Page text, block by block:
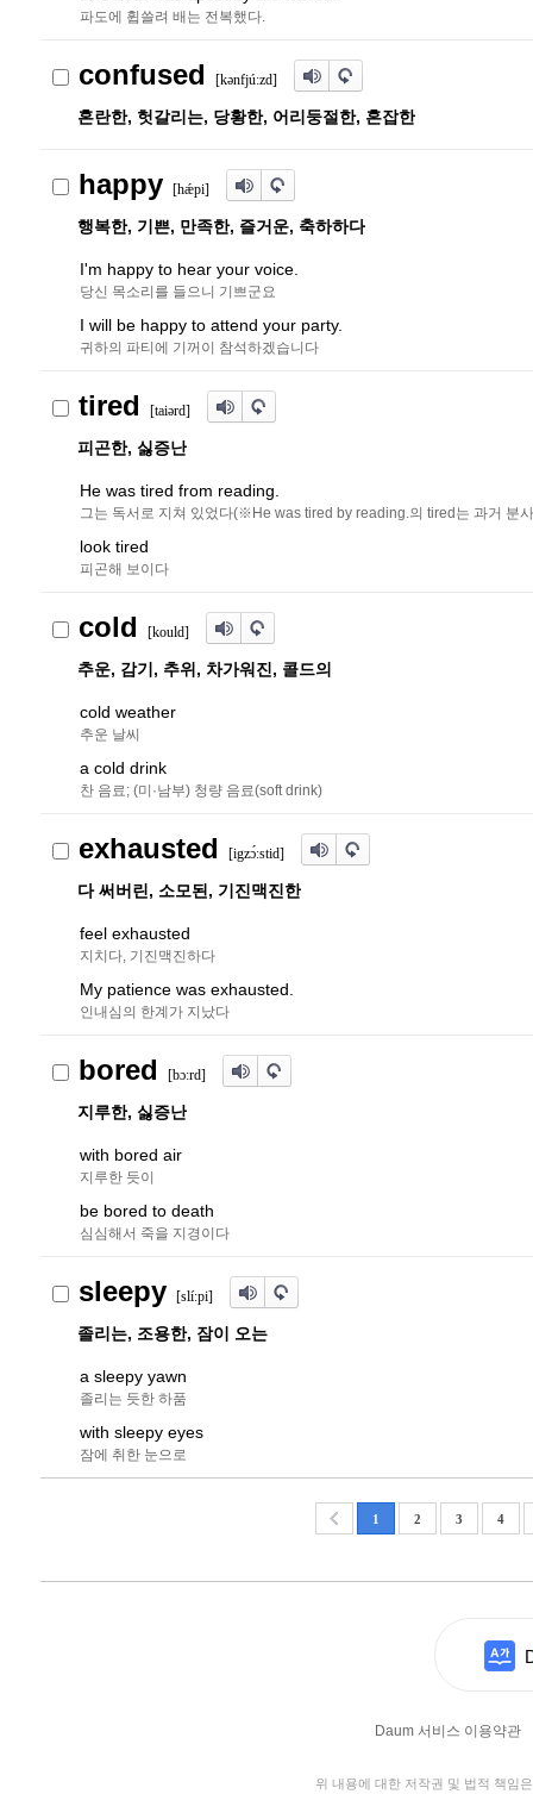
파도에 휩쓸려 배는 전복했다.
confused [kənfjúːzd]
혼란한, 헛갈리는, 당황한, 어리둥절한, 혼잡한
happy [hǽpi]
행복한, 기쁜, 만족한, 즐거운, 축하하다
I'm happy to hear your voice.
당신 목소리를 들으니 기쁘군요
I will be happy to attend your party.
귀하의 파티에 기꺼이 참석하겠습니다
tired [taiərd]
피곤한, 싫증난
He was tired from reading.
그는 독서로 지쳐 있었다(※He was tired by reading.의 tired는 과거 분
look tired
피곤해 보이다
cold [kould]
추운, 감기, 추위, 차가워진, 콜드의
cold weather
추운 날씨
a cold drink
찬 음료; (미·남부) 청량 음료(soft drink)
exhausted [igzɔ́ːstid]
다 써버린, 소모된, 기진맥진한
feel exhausted
지치다, 기진맥진하다
My patience was exhausted.
인내심의 한계가 지났다
bored [bɔːrd]
지루한, 싫증난
with bored air
지루한 듯이
be bored to death
심심해서 죽을 지경이다
sleepy [slíːpi]
졸리는, 조용한, 잠이 오는
a sleepy yawn
졸리는 듯한 하품
with sleepy eyes
잠에 취한 눈으로
1 2 3 4
Daum 서비스 이용약관
위 내용에 대한 저작권 및 법적 책임